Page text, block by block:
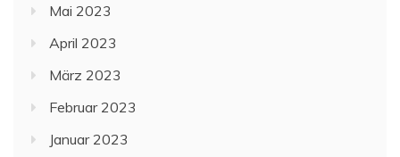
Mai 2023
April 2023
März 2023
Februar 2023
Januar 2023